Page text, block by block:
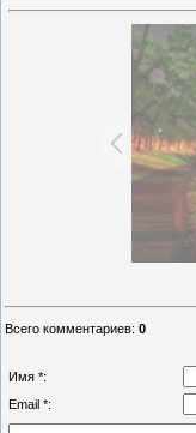
Всего комментариев: 0
Имя *:
Email *: